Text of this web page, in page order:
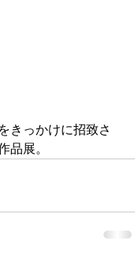
きっかけに招致さ
品展。